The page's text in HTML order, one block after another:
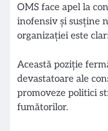
OMS face apel la
inofensiv și susține
organizației este
Această poziție
devastatoare ale
promoveze politici
fumătorilor.